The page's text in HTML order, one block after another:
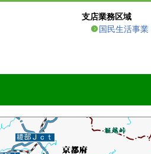
支店業務区域
国民生活事業